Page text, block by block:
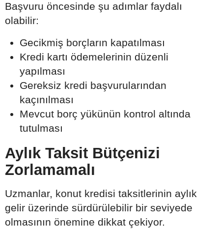
Başvuru öncesinde şu adımlar faydalı
olabilir:
Gecikmiş borçların kapatılması
Kredi kartı ödemelerinin düzenli
yapılması
Gereksiz kredi başvurularından
kaçınılması
Mevcut borç yükünün kontrol altında
tutulması
Aylık Taksit Bütçenizi
Zorlamamalı
Uzmanlar, konut kredisi taksitlerinin aylık
gelir üzerinde sürdürülebilir bir seviyede
olmasının önemine dikkat çekiyor.